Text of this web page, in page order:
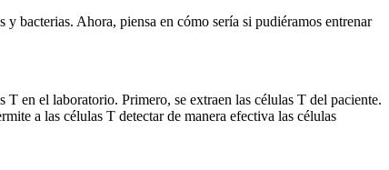
bacterias. Ahora, piensa en cómo sería si pudiéramos entrenar
en el laboratorio. Primero, se extraen las células T del paciente.
a las células T detectar de manera efectiva las células